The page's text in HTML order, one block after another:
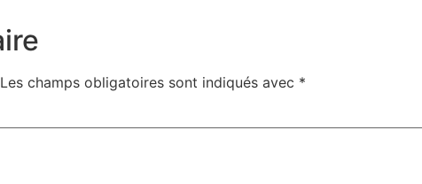
Les champs obligatoires sont indiqués avec *